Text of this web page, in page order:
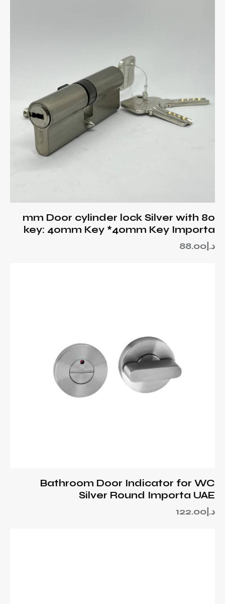
80 mm Door cylinder lock Silver with
key: 40mm Key *40mm Key Importa
د.إ88.00
Bathroom Door Indicator for WC
Silver Round Importa UAE
د.إ122.00